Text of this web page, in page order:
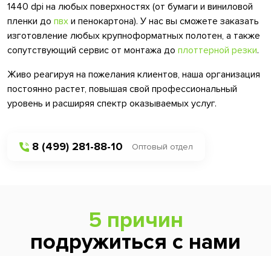
1440 dpi на любых поверхностях (от бумаги и виниловой
пленки до пвх и пенокартона). У нас вы сможете заказать
изготовление любых крупноформатных полотен, а также
сопутствующий сервис от монтажа до плоттерной резки.
Живо реагируя на пожелания клиентов, наша организация
постоянно растет, повышая свой профессиональный
уровень и расширяя спектр оказываемых услуг.
8 (499) 281-88-10 Оптовый отдел
5 причин
подружиться с нами